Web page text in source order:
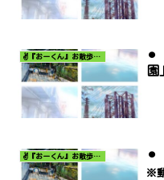
✌️『おーくん』お散歩日記〜どんな出会いがあるだろう〜
⚫︎
園
✌️『おーくん』お散歩日記〜どんな出会いがあるだろう〜 ⚫︎
※